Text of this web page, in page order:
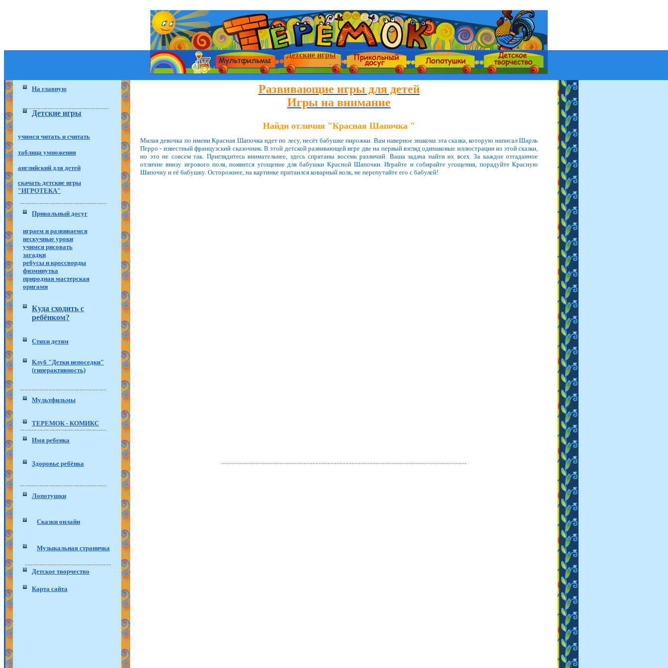
Детские игры
На главную
Детские игры
учимся читать и считать
таблица умножения
английский для детей
скачать детские игры
"ИГРОТЕКА"
Прикольный досуг
играем и развиваемся
нескучные уроки
учимся рисовать
загадки
ребусы и кроссворды
физминутка
природная мастерская
оригами
Куда сходить с
ребёнком?
Стихи детям
Клуб "Детки непоседки"
(гиперактивность)
Мультфильмы
ТЕРЕМОК - КОМИКС
Имя ребенка
Здоровье ребёнка
Лопотушки
Сказки онлайн
Музыкальная страничка
Детское творчество
Карта сайта
Развивающие игры для детей
Игры на внимание
Найди отличия "Красная Шапочка "
Милая девочка по имени Красная Шапочка идет по лесу, несёт бабушке пирожки. Вам наверное знакома эта сказка, которую написал Шарль
Перро - известный французский сказочник. В этой детской развивающей игре две на первый взгляд одинаковые иллюстрации из этой сказки,
но это не совсем так. Приглядитесь внимательнее, здесь спрятаны восемь различий. Ваша задача найти их всех. За каждое отгаданное
отличие внизу игрового поля, появится угощение для бабушки Красной Шапочки. Играйте и собирайте угощения, порадуйте Красную
Шапочку и её бабушку. Осторожнее, на картинке притаился коварный волк, не перепутайте его с бабулей!